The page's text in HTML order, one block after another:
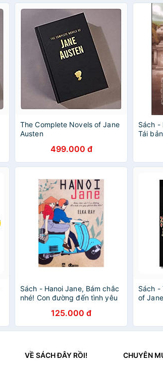
The Complete Novels of Jane
Austen
499.000 đ
Sách -
Tái
Sách - Hanoi Jane, Bám chắc
nhé! Con đường đến tình yêu
125.000 đ
Sách -
of
cứng
VỀ SÁCH ĐÂY RỒI! CHUYÊN